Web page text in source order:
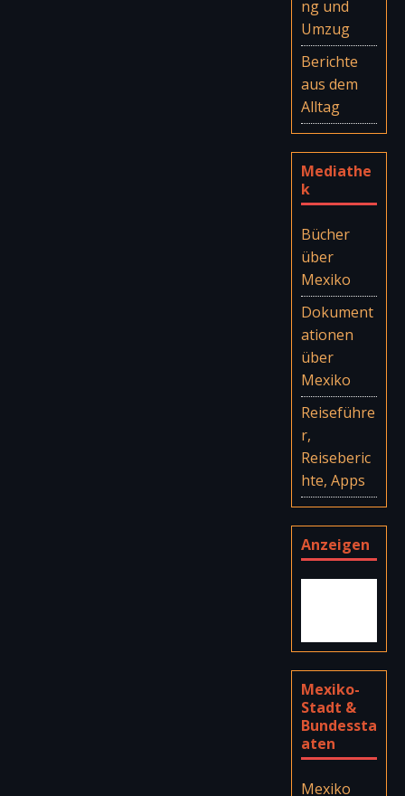
ng und
Umzug
Berichte
aus dem
Alltag
Mediathe
k
Bücher
über
Mexiko
Dokument
ationen
über
Mexiko
Reiseführe
r,
Reiseberic
hte, Apps
Anzeigen
Mexiko-
Stadt &
Bundessta
aten
Mexiko